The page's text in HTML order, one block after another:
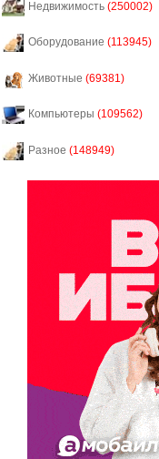
Недвижимость (250002)
Оборудование (113945)
Животные (69381)
Компьютеры (109562)
Разное (148949)